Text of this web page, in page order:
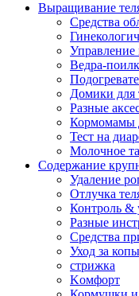
Выращивание
Средства
Управление
Ведра-
Домики для
Разные
Кормомамы
Тест на
Молочное
Содержание
Удаление
Отлучка
Контроль &
Разные
Средства
Уход за
стрижка
Kомфорт